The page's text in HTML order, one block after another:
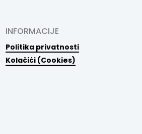
INFORMACIJE
Politika privatnosti
Kolačići (Cookies)